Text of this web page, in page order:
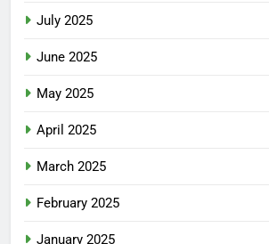
July 2025
June 2025
May 2025
April 2025
March 2025
February 2025
January 2025